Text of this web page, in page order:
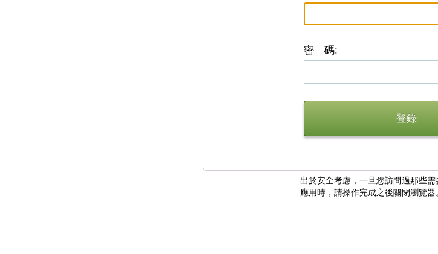
密 碼:
出於安全考慮，一旦您訪問過那些
應用時，請操作完成之後關閉瀏覽器